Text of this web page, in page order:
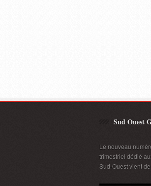
Sud Ouest
Le nouveau
trimestriel dédié
Sud-Ouest vient